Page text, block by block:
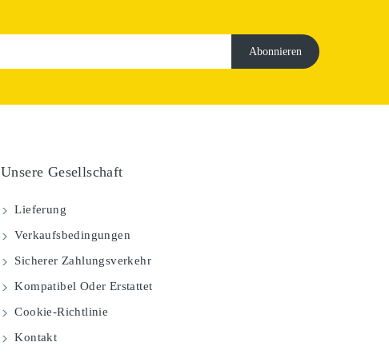
Unsere Gesellschaft
Lieferung
Verkaufsbedingungen
Sicherer Zahlungsverkehr
Kompatibel Oder Erstattet
Cookie-Richtlinie
Kontakt